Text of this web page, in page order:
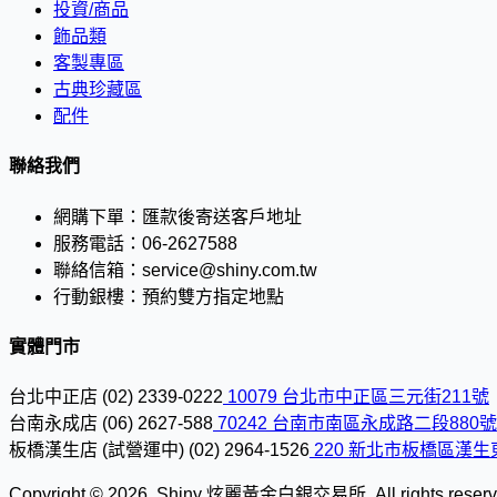
投資/商品
飾品類
客製專區
古典珍藏區
配件
聯絡我們
網購下單： 匯款後寄送客戶地址
服務電話： 06-2627588
聯絡信箱： service@shiny.com.tw
行動銀樓： 預約雙方指定地點
實體門市
台北中正店 (02) 2339-0222 10079 台北市中正區三元街211號
台南永成店 (06) 2627-588 70242 台南市南區永成路二段880號
板橋漢生店 (試營運中) (02) 2964-1526 220 新北市板橋區漢生